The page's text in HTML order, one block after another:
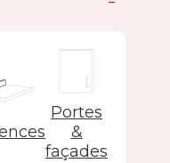
Portes
&
façades